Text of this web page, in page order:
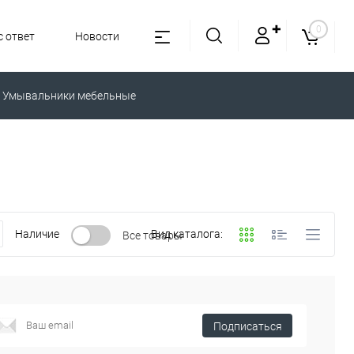
ответ Новости
✚ 0
Умывальники мебельные
Наличие Все товары
Вид каталога:
Подписаться